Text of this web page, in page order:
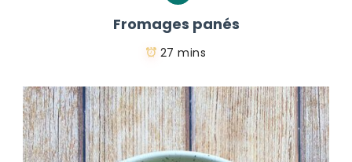
Fromages panés
27 mins